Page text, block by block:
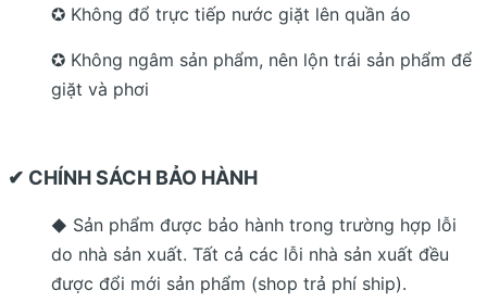
✪ Không đổ trực tiếp nước giặt lên quần áo
✪ Không ngâm sản phẩm, nên lộn trái sản phẩm để
giặt và phơi
✔ CHÍNH SÁCH BẢO HÀNH
◆ Sản phẩm được bảo hành trong trường hợp lỗi
do nhà sản xuất. Tất cả các lỗi nhà sản xuất đều
được đổi mới sản phẩm (shop trả phí ship).